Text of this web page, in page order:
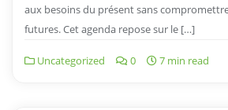
aux besoins du présent sans
futures. Cet agenda repose sur le […]
Uncategorized 0 7 min read